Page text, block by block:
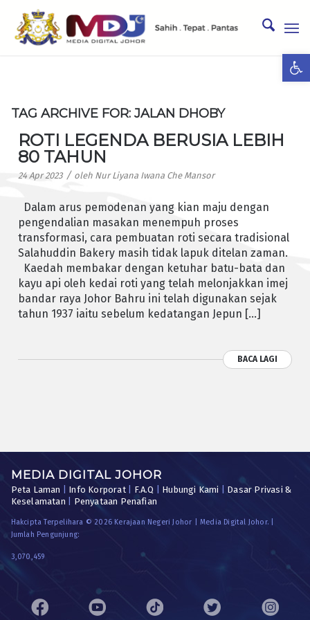
TAG ARCHIVE FOR: JALAN DHOBY
ROTI LEGENDA BERUSIA LEBIH
80 TAHUN
24 Apr 2023 / oleh Nur Liyana Iwana Che Mansor
Dalam arus pemodenan yang kian maju dengan
pengendalian masakan menempuh proses
transformasi, cara pembuatan roti secara tradisional
Salahuddin Bakery masih tidak lapuk ditelan zaman.
Kaedah membakar dengan ketuhar batu-bata dan
kayu api oleh kedai roti yang telah melonjakkan imej
bandar raya Johor Bahru ini telah digunakan sejak
tahun 1937 iaitu sebelum kedatangan Jepun […]
BACA LAGI
MEDIA DIGITAL JOHOR
Peta Laman Info Korporat| F.A.Q Hubungi Kami
Dasar Privasi &
Keselamatan
Penyataan Penafian
Hakcipta Terpelihara © 2026 Kerajaan Negeri Johor | Media Digital Johor. |
Jumlah Pengunjung:
3,070,459